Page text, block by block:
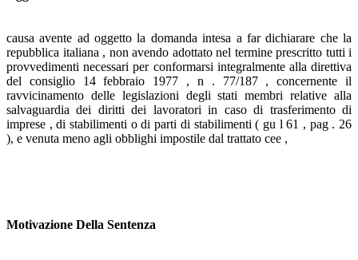
causa avente ad oggetto la domanda intesa a far dichiarare che la
repubblica italiana , non avendo adottato nel termine prescritto tutti i
provvedimenti necessari per conformarsi integralmente alla direttiva
del consiglio 14 febbraio 1977 , n . 77/187 , concernente il
ravvicinamento delle legislazioni degli stati membri relative alla
salvaguardia dei diritti dei lavoratori in caso di trasferimento di
imprese , di stabilimenti o di parti di stabilimenti ( gu l 61 , pag . 26
), e venuta meno agli obblighi impostile dal trattato cee ,
Motivazione Della Sentenza